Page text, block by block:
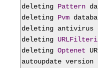
deleting Pattern
deleting Pvm
deleting antivirus
deleting
deleting Optenet
autoupdate version